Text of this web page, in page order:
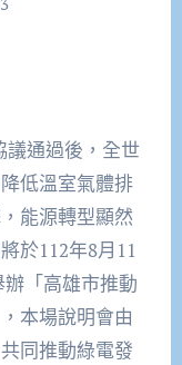
議通過後，全世
低溫室氣體排
能源轉型顯然
於112年8月11
「高雄市推動
本場說明會由
同推動綠電發